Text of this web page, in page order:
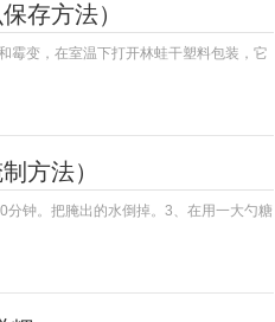
存方法）
霉变，在室温下打开林蛙干塑料包装，它
方法）
钟。把腌出的水倒掉。3、在用一大勺糖